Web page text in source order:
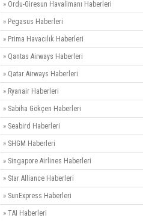
» Ordu-Giresun Havalimanı Haberleri
» Pegasus Haberleri
» Prima Havacılık Haberleri
» Qantas Airways Haberleri
» Qatar Airways Haberleri
» Ryanair Haberleri
» Sabiha Gökçen Haberleri
» Seabird Haberleri
» SHGM Haberleri
» Singapore Airlines Haberleri
» Star Alliance Haberleri
» SunExpress Haberleri
» TAI Haberleri